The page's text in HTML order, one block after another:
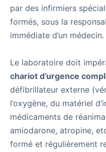
par des infirmiers
formés, sous la
immédiate d’un médecin.
Le laboratoire doit
chariot d’urgence
défibrillateur externe
l’oxygène, du matériel
médicaments de
amiodarone, atropine,
formé et régulièrement